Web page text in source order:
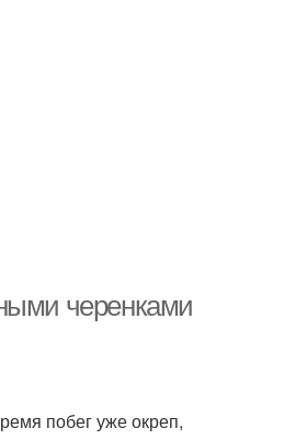
черенками
побег уже окреп,